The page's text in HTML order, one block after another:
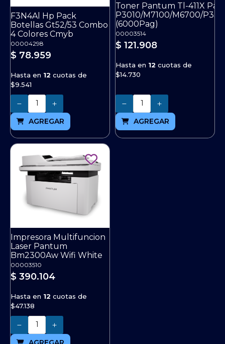
F3N4Al Hp Pack
Botellas Gt52/53 Combo
4 Colores Cmyb
00004298
$ 78.959
Hasta en 12 cuotas de
$9.541
Cantidad
AGREGAR
Toner Pantum Tl-411X Para
P3010/M7100/M6700/
(6000Pag)
00003514
$ 121.908
Hasta en 12 cuotas de
$14.730
Cantidad
AGREGAR
Impresora Multifuncion
Laser Pantum
Bm2300Aw Wifi White
00003510
$ 390.104
Hasta en 12 cuotas de
$47.138
Cantidad